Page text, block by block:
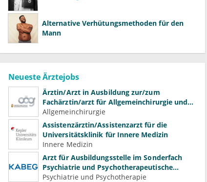
Alternative Verhütungsmethoden für den
Mann
Neueste Ärztejobs
Ärztin/Arzt in Ausbildung zur/zum
Fachärztin/arzt für Allgemeinchirurgie und
Gefäßchirurgie
Allgemeinchirurgie
Assistenzärztin/Assistenzarzt für die
Universitätsklinik für Innere Medizin
Innere Medizin
Arzt für Ausbildungsstelle im Sonderfach
Psychiatrie und Psychotherapeutische
Medizin (m/w/d)
Psychiatrie und Psychotherapie